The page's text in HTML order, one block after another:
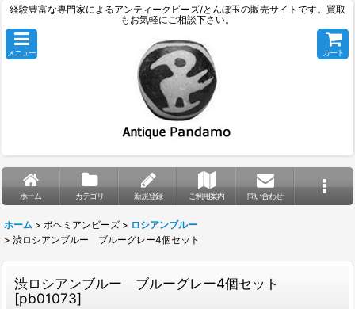
経験豊富な専門家によるアンティークビーズ/とんぼ玉の販売サイトです。買取
もお気軽にご相談下さい。
メニュー カート
ホーム カテゴリ 新規登録 ご利用案内 問い合わせ
ホーム > ボヘミアンビーズ > ロシアンブルー
> 渋ロシアンブルー ブルーグレー4個セット
渋ロシアンブルー ブルーグレー4個セット
[pb01073]